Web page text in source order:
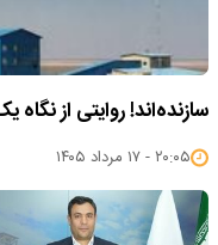
سازنده‌اند! روایتی از
۲۰:۰۵ - ۱۷ مرداد ۱۴۰۵